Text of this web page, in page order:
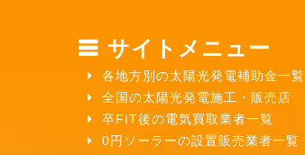
サイトメニュー
各地方別の太陽光発電補助金一覧
全国の太陽光発電施工・販売店
卒FIT後の電気買取業者一覧
0円ソーラーの設置販売業者一覧